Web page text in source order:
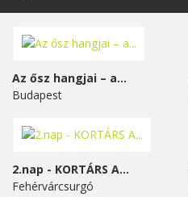
Az ősz hangjai – a...
Budapest
2.nap - KORTÁRS A...
Fehérvárcsurgó